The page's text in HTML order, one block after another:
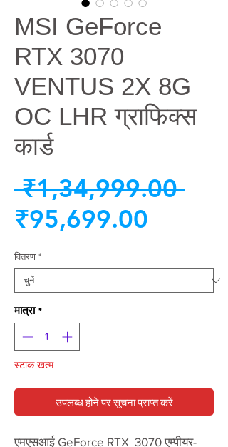
MSI GeForce
RTX 3070
VENTUS 2X 8G
OC LHR ग्राफिक्स
कार्ड
₹1,34,999.00
₹95,699.00
वितरण *
मात्रा *
स्टाक खत्म
उपलब्ध होने पर सूचना प्राप्त करें
एमएसआई GeForce RTX 3070 एम्पीयर-